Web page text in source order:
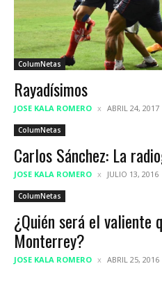
ColumNetas
Rayadísimos
JOSE KALA ROMERO ABRIL 24, 2017
ColumNetas
Carlos Sánchez: La
JOSE KALA ROMERO JULIO 13, 2016
ColumNetas
¿Quién será el valiente
Monterrey?
JOSE KALA ROMERO ABRIL 25, 2016